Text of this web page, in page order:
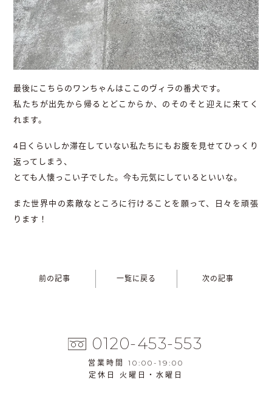
最後にこちらのワンちゃんはここのヴィラの番犬です。
私たちが出先から帰るとどこからか、のそのそと迎えに来てく
れます。
4日くらいしか滞在していない私たちにもお腹を見せてひっくり
返ってしまう、
とても人懐っこい子でした。今も元気にしているといいな。
また世界中の素敵なところに行けることを願って、日々を頑張
ります！
前の記事 一覧に戻る 次の記事
0120-453-553
営業時間 10:00-19:00
定休日 火曜日・水曜日